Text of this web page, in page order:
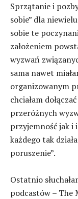
Sprzątanie i
sobie” dla
sobie te
założeniem
wyzwań
sama nawet
organizowanym
chciałam
przeróżnych
przyjemność jak i
każdego tak
poruszenie”.
Ostatnio
podcastów – The